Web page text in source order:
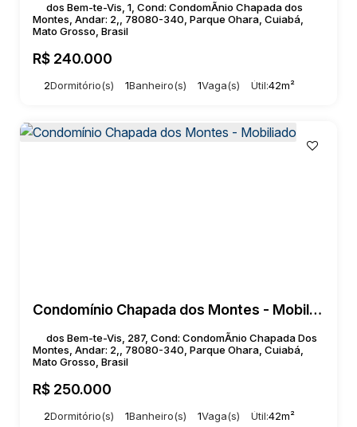
R$ 240.000
dos Bem-te-Vis, 1, Cond: CondomÃnio Chapada dos
Montes, Andar: 2,, 78080-340, Parque Ohara, Cuiabá,
Mato Grosso, Brasil
2Dormitório(s) 1Banheiro(s) 1Vaga(s) Útil:42m²
Condomínio Chapada dos Montes - Mobiliado
R$ 250.000
dos Bem-te-Vis, 287, Cond: CondomÃnio Chapada Dos
Montes, Andar: 2,, 78080-340, Parque Ohara, Cuiabá,
Mato Grosso, Brasil
2Dormitório(s) 1Banheiro(s) 1Vaga(s) Útil:42m²